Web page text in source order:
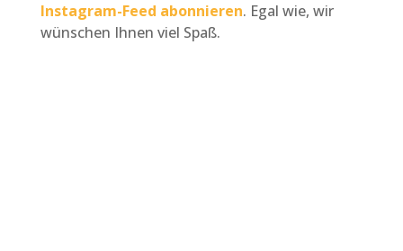
Instagram-Feed abonnieren. Egal wie, wir
wünschen Ihnen viel Spaß.